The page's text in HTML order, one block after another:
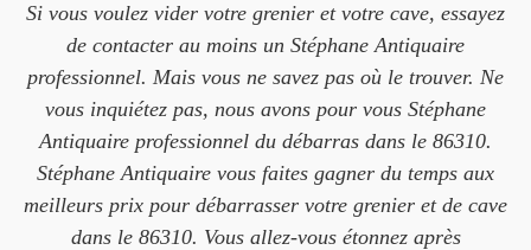
Si vous voulez vider votre grenier et votre cave, essayez
de contacter au moins un Stéphane Antiquaire
professionnel. Mais vous ne savez pas où le trouver. Ne
vous inquiétez pas, nous avons pour vous Stéphane
Antiquaire professionnel du débarras dans le 86310.
Stéphane Antiquaire vous faites gagner du temps aux
meilleurs prix pour débarrasser votre grenier et de cave
dans le 86310. Vous allez-vous étonnez après